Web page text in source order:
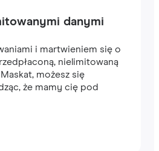
danymi
i martwieniem się o
nielimitowaną
możesz się
że mamy cię pod